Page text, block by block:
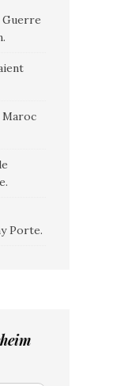
Guerre
Maroc
Porte.